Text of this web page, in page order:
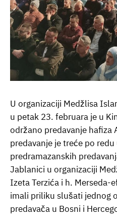
U organizaciji Medžlisa
u petak 23. februara je u
održano predavanje hafiza
predavanje je treće po
predramazanskih
Jablanici u organizaciji
Izeta Terzića i h. Merseda-
imali priliku slušati jednog
predavača u Bosni i